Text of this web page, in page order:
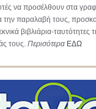
να προσέλθουν στα
την παραλαβή τους,
βιβλιάρια-ταυτότητες
τους. Περισότερα ΕΔΩ